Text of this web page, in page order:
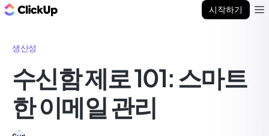
시작하기
생산성
수신함 제로 101: 스마트
한 이메일 관리